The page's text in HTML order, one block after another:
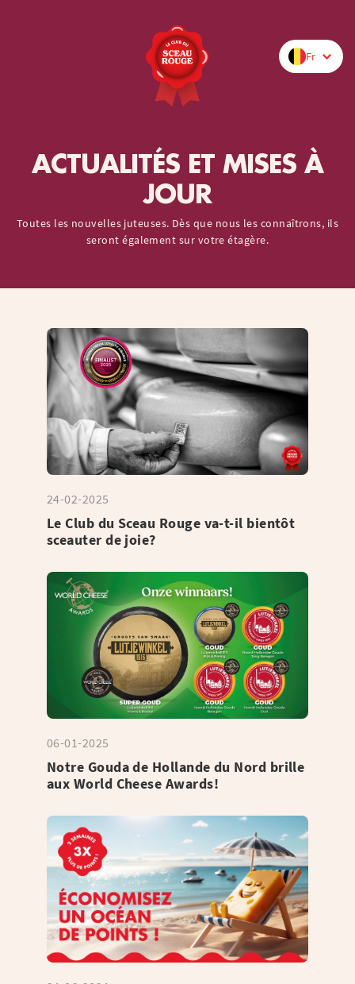
Fr
ACTUALITÉS ET MISES À
JOUR
Toutes les nouvelles juteuses. Dès que nous les connaîtrons, ils
seront également sur votre étagère.
24-02-2025
Le Club du Sceau Rouge va-t-il bientôt
sceauter de joie?
06-01-2025
Notre Gouda de Hollande du Nord brille
aux World Cheese Awards!